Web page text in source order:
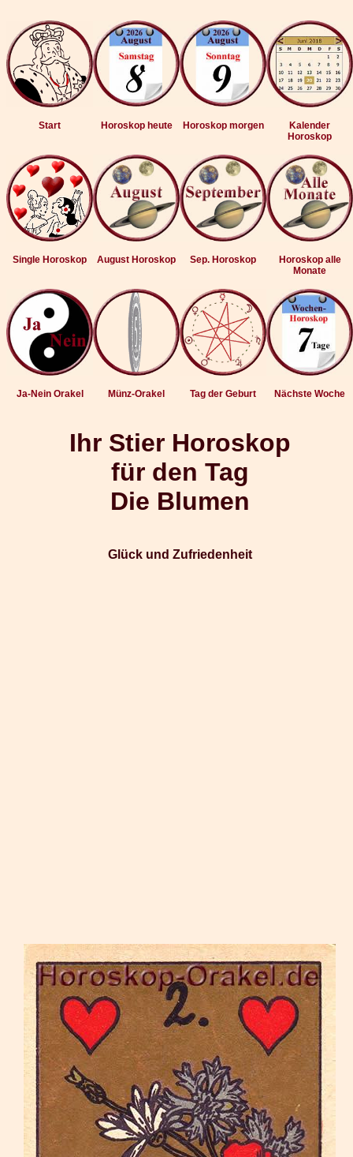
Start Horoskop heute Horoskop morgen
Kalender
Horoskop
Single Horoskop August Horoskop Sep. Horoskop
Horoskop alle
Monate
Ja-Nein Orakel Münz-Orakel Tag der Geburt Nächste Woche
Ihr Stier Horoskop
für den Tag
Die Blumen
Glück und Zufriedenheit